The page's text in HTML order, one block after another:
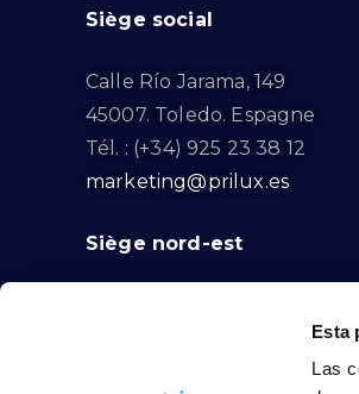
Esta
Las
Siège social
Calle Río Jarama, 149
45007. Toledo. Espagne
Tél. : (+34) 925 23 38 12
marketing@prilux.es
Siège nord-est
08791. Sant Llorenç